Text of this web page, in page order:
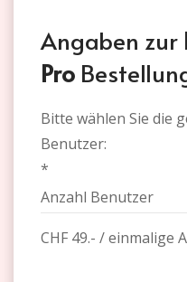
Angaben zur
Pro
Bitte wählen Sie die
Benutzer:
*
CHF 49.- / einmalige